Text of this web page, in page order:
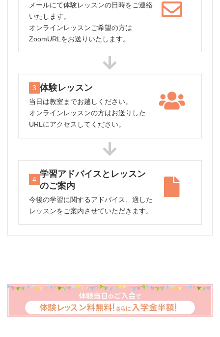
メールにて体験レッスンの日時をご連絡
いたします。
オンラインレッスンご希望の方は
ZoomURLをお送りいたします。
3 体験レッスン
当日は教室までお越しください。
オンラインレッスンの方はお送りした
URLにアクセスしてください。
4
学習アドバイスとレッスン
のご案内
今後の学習に関するアドバイス、適した
レッスンをご案内させていただきます。